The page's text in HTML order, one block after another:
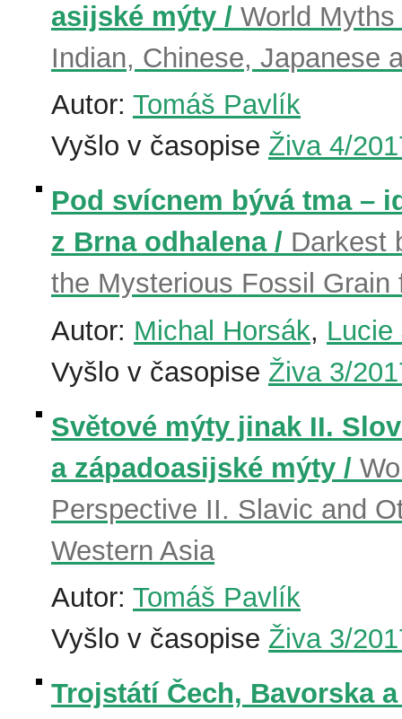
asijské mýty / World
Indian, Chinese, Japanese
Autor: Tomáš Pavlík
Vyšlo v časopise Živa 4/
Pod svícnem bývá tma –
z Brna odhalena / Darkest
the Mysterious Fossil
Autor: Michal Horsák, Lucie
Vyšlo v časopise Živa 3/
Světové mýty jinak II.
a západoasijské mýty /
Perspective II. Slavic and
Western Asia
Autor: Tomáš Pavlík
Vyšlo v časopise Živa 3/
Trojstátí Čech, Bavorska